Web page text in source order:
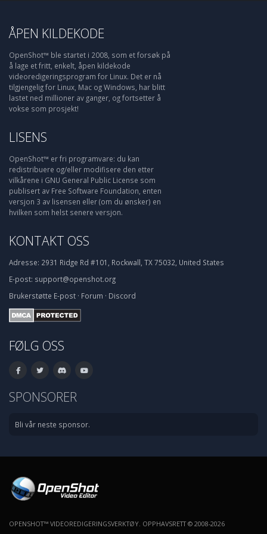
ÅPEN KILDEKODE
OpenShot™ ble startet i 2008, som et forsøk på
å lage et fritt, enkelt, åpen kildekode
videoredigeringsprogram for Linux. Det er nå
tilgjengelig for Linux, Mac og Windows, har blitt
lastet ned millioner av ganger, og fortsetter å
vokse som prosjekt!
LISENS
OpenShot™ er fri programvare: du kan
redistribuere og/eller modifisere den etter
vilkårene i GNU General Public License som
publisert av Free Software Foundation, enten
versjon 3 av lisensen eller (om du ønsker) en
hvilken som helst senere versjon.
KONTAKT OSS
Adresse: 2931 Ridge Rd #101, Rockwall, TX 75032, United States
E-post: support@openshot.org
Brukerstøtte E-post · Forum · Discord
FØLG OSS
SPONSORER
Bli vår neste sponsor.
OPENSHOT™ VIDEOREDIGERINGSVERKTØY. OPPHAVSRETT © 2008-2026